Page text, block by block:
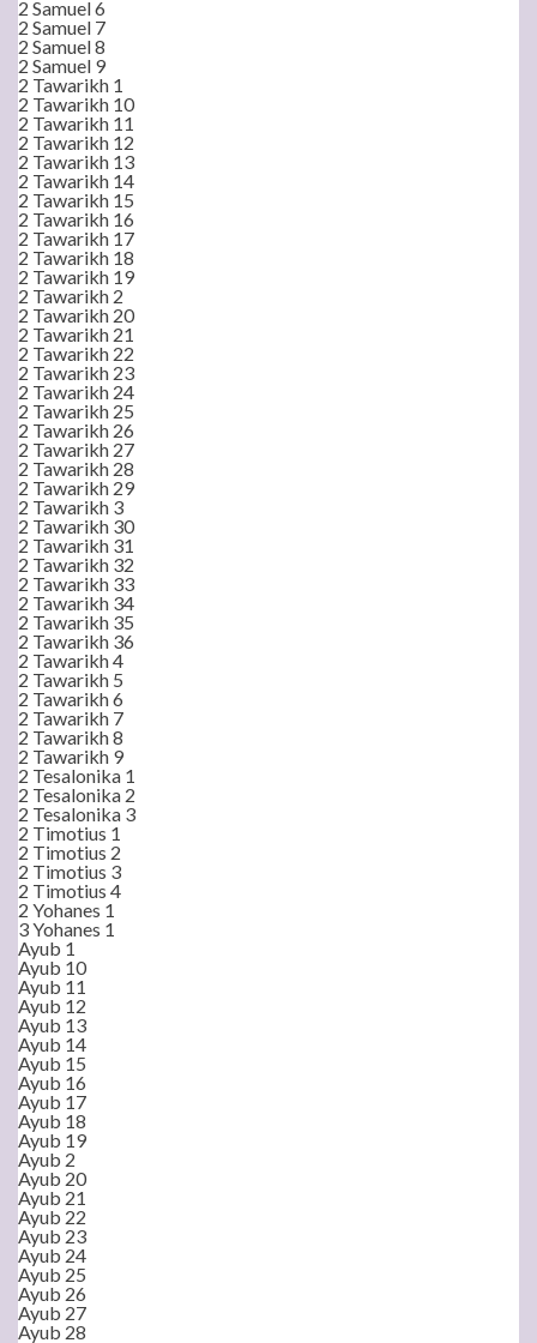
2 Samuel 6
2 Samuel 7
2 Samuel 8
2 Samuel 9
2 Tawarikh 1
2 Tawarikh 10
2 Tawarikh 11
2 Tawarikh 12
2 Tawarikh 13
2 Tawarikh 14
2 Tawarikh 15
2 Tawarikh 16
2 Tawarikh 17
2 Tawarikh 18
2 Tawarikh 19
2 Tawarikh 2
2 Tawarikh 20
2 Tawarikh 21
2 Tawarikh 22
2 Tawarikh 23
2 Tawarikh 24
2 Tawarikh 25
2 Tawarikh 26
2 Tawarikh 27
2 Tawarikh 28
2 Tawarikh 29
2 Tawarikh 3
2 Tawarikh 30
2 Tawarikh 31
2 Tawarikh 32
2 Tawarikh 33
2 Tawarikh 34
2 Tawarikh 35
2 Tawarikh 36
2 Tawarikh 4
2 Tawarikh 5
2 Tawarikh 6
2 Tawarikh 7
2 Tawarikh 8
2 Tawarikh 9
2 Tesalonika 1
2 Tesalonika 2
2 Tesalonika 3
2 Timotius 1
2 Timotius 2
2 Timotius 3
2 Timotius 4
2 Yohanes 1
3 Yohanes 1
Ayub 1
Ayub 10
Ayub 11
Ayub 12
Ayub 13
Ayub 14
Ayub 15
Ayub 16
Ayub 17
Ayub 18
Ayub 19
Ayub 2
Ayub 20
Ayub 21
Ayub 22
Ayub 23
Ayub 24
Ayub 25
Ayub 26
Ayub 27
Ayub 28